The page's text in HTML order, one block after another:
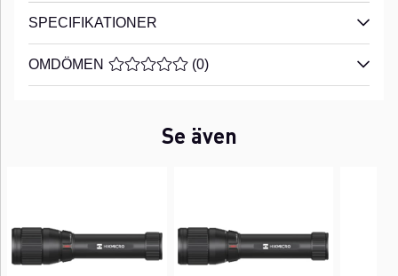
SPECIFIKATIONER
OMDÖMEN MEDELBETYG 0 AV 5 ANTAL BETYG 0
(0)
Se även